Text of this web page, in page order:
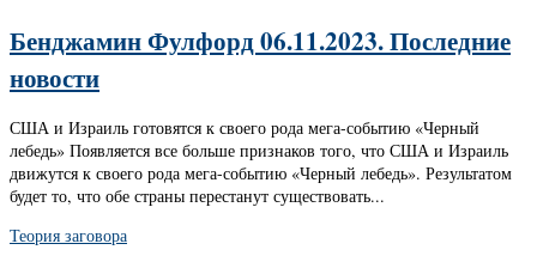
Бенджамин Фулфорд 06.11.2023. Последние
новости
США и Израиль готовятся к своего рода мега-событию «Черный
лебедь» Появляется все больше признаков того, что США и Израиль
движутся к своего рода мега-событию «Черный лебедь». Результатом
будет то, что обе страны перестанут существовать...
Теория заговора